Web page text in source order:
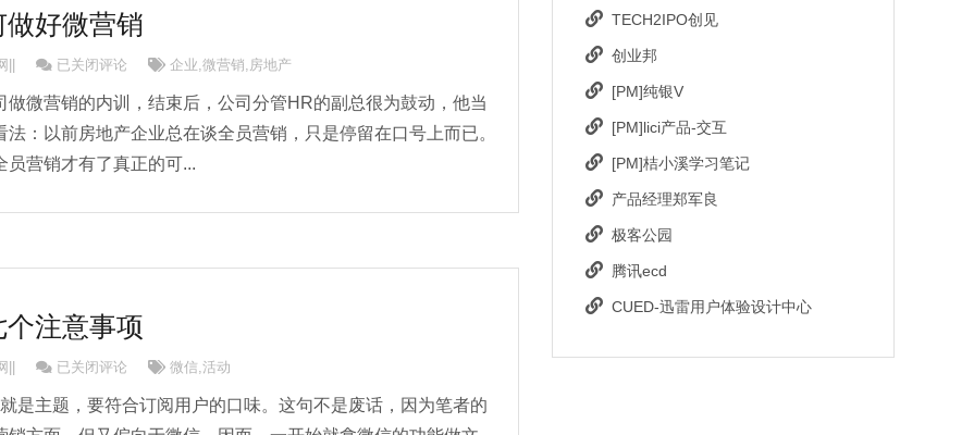
好微营销
房地产企业如何做好微营销
已关闭评论 企业,微营销,房地产
做微营销的内训，结束后，公司分管HR的副总很为鼓动，他当
：以前房地产企业总在谈全员营销，只是停留在口号上而已。
员营销才有了真正的可...
注意事项
微信活动策划七个注意事项
已关闭评论 微信,活动
是主题，要符合订阅用户的口味。这句不是废话，因为笔者的
TECH2IPO创见
创业邦
[PM]纯银V
[PM]lici产品-交互
[PM]桔小溪学习笔记
产品经理郑军良
极客公园
腾讯ecd
CUED-迅雷用户体验设计中心